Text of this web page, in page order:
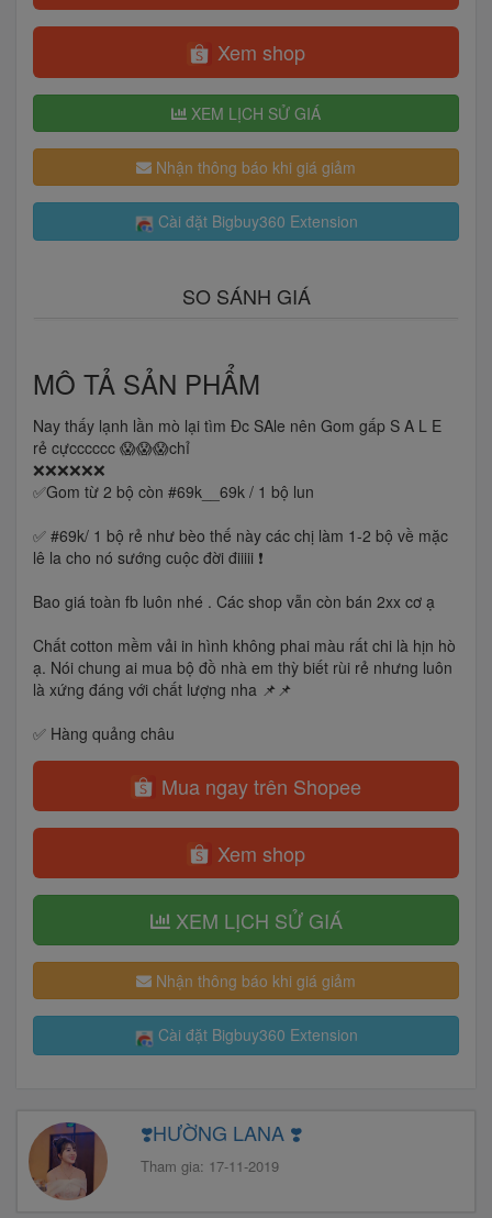
Xem shop
XEM LỊCH SỬ GIÁ
Nhận thông báo khi giá giảm
Cài đặt Bigbuy360 Extension
SO SÁNH GIÁ
MÔ TẢ SẢN PHẨM
Nay thấy lạnh lần mò lại tìm Đc SAle nên Gom gấp S A L E
rẻ cựcccccc 😱😱😱chỉ
❌❌❌❌❌❌
✅Gom từ 2 bộ còn #69k__69k / 1 bộ lun
✅ #69k/ 1 bộ rẻ như bèo thế này các chị làm 1-2 bộ về mặc
lê la cho nó sướng cuộc đời điiiii ❗️
Bao giá toàn fb luôn nhé . Các shop vẫn còn bán 2xx cơ ạ
Chất cotton mềm vải in hình không phai màu rất chi là hịn hò
ạ. Nói chung ai mua bộ đồ nhà em thỳ biết rùi rẻ nhưng luôn
là xứng đáng với chất lượng nha 📌📌
✅ Hàng quảng châu
Mua ngay trên Shopee
Xem shop
XEM LỊCH SỬ GIÁ
Nhận thông báo khi giá giảm
Cài đặt Bigbuy360 Extension
❣️HƯỜNG LANA ❣️
Tham gia: 17-11-2019